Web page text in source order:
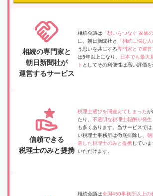
相続の専門家と
朝日新聞社が
運営するサービス
相続会議は 「想いをつなぐ 家族
に、朝日新聞社と
「相続に悩む
う思いを共にする専門家とで運営
は5年以上になり、
日本でも最大
ト としてその利便性は高い評価を
信頼できる
税理士のみと提携
税理士選びを間違えてしまったが
たり、 不透明な税理士報酬が発生
も多くあります。当サービスで
い税理士事務所は徹底排除し、 朝
選した税理士のみと提携していま
いただけます。
相続会議は全国450事務所以上の